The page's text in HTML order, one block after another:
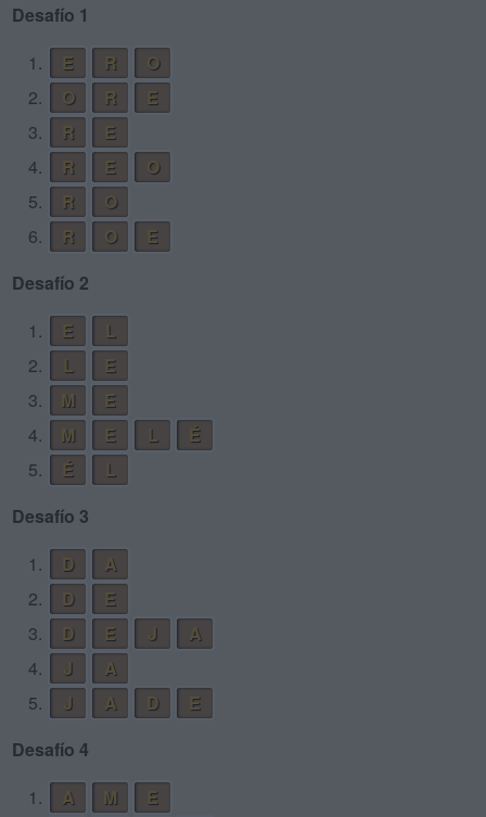
Desafío 1
1.
E R
O
2.
O R
E
3.
R
E
4.
R E
O
5.
R
O
6.
R O
E
Desafío 2
1.
E
L
2.
L
E
3.
M
E
4.
M E L
É
5.
É
L
Desafío 3
1.
D
A
2.
D
E
3.
D E J
A
4.
J
A
5.
J A D
E
Desafío 4
1.
A M
E